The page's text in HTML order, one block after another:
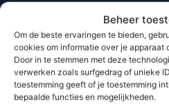
Beheer
Om de beste ervaringen te bieden,
cookies om informatie over je apparaat
Door in te stemmen met deze
verwerken zoals surfgedrag of unieke
toestemming geeft of je toestemming
bepaalde functies en mogelijkheden.